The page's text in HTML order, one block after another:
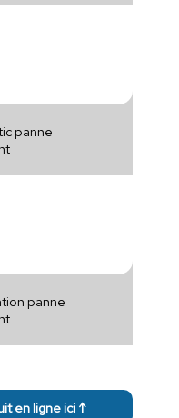
panne
panne
en ligne ici ↑